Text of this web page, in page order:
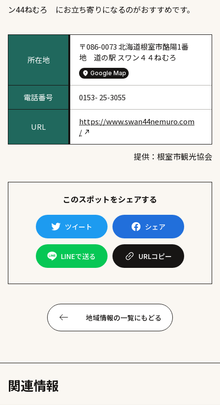
ン44ねむろ にお立ち寄りになるのがおすすめです。
所在地
〒086-0073 北海道根室市酪陽1番
地 道の駅 スワン４４ねむろ
Google Map
電話番号 0153- 25-3055
URL
https://www.swan44nemuro.com
/
提供：根室市観光協会
このスポットをシェアする
ツイート シェア
LINEで送る URLコピー
地域情報の一覧にもどる
関連情報